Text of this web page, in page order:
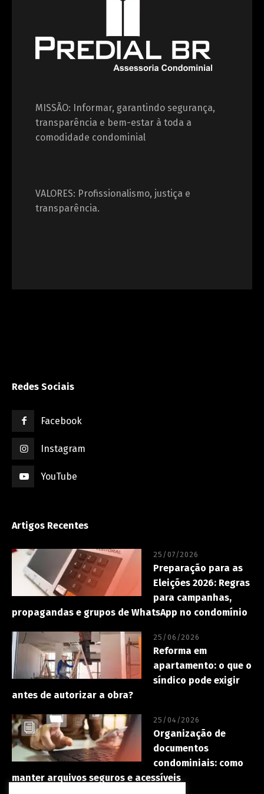
MISSÃO: Informar, garantindo segurança,
transparência e bem-estar à toda a
comodidade condominial
VALORES: Profissionalismo, justiça e
transparência.
Redes Sociais
Facebook
Instagram
YouTube
Artigos Recentes
25/07/2026
Preparação para as
Eleições 2026: Regras
para campanhas,
propagandas e grupos de WhatsApp no condomínio
25/06/2026
Reforma em
apartamento: o que o
síndico pode exigir
antes de autorizar a obra?
25/04/2026
Organização de
documentos
condominiais: como
manter arquivos seguros e acessíveis